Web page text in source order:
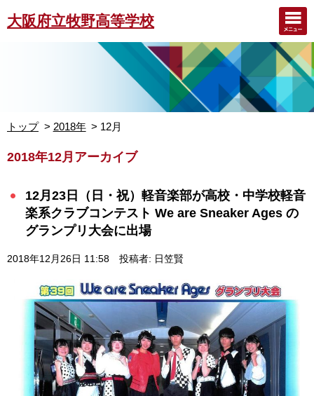
大阪府立牧野高等学校
トップ 2018年 12月
2018年12月アーカイブ
12月23日（日・祝）軽音楽部が高校・中学校軽音
楽系クラブコンテスト We are Sneaker Ages の
グランプリ大会に出場
2018年12月26日 11:58 投稿者: 日笠賢